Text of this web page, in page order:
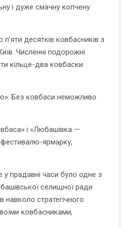
і дуже смачну копчену
десятків ковбасників з
Численні подорожні
кільце-два ковбаски
Без ковбаси неможливо
і «Любашівка —
ярмарку,
прадавні часи було одне з
селищної ради
навколо стратегічного
ковбасниками,